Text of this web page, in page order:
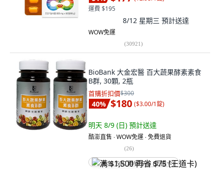
運費 $195
8/12 星期三 預計送達
WOW免運
(30921)
BioBank 大金宏醫 百大蔬果酵素素食
B群, 30顆, 2瓶
首購折扣價$300
40% $180 ($3.00/1錠)
明天 8/9 (日) 預計送達
酷澎直售 ∙ WOW免運 ∙ 免費退貨
(26)
满 $1,500 再省 $75 (王道卡)